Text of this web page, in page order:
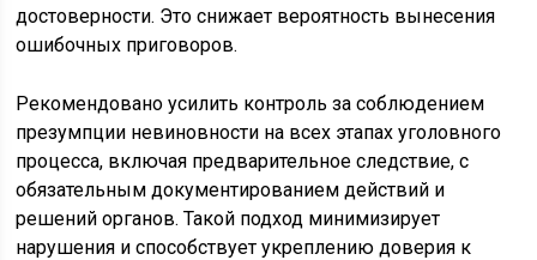
достоверности. Это снижает вероятность вынесения
ошибочных приговоров.
Рекомендовано усилить контроль за соблюдением
презумпции невиновности на всех этапах уголовного
процесса, включая предварительное следствие, с
обязательным документированием действий и
решений органов. Такой подход минимизирует
нарушения и способствует укреплению доверия к